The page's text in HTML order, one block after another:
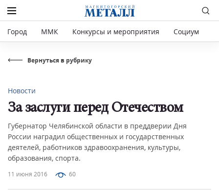
Город ММК Конкурсы и мероприятия Социум
Вернуться в рубрику
11 июня 2016 60
Новости
За заслуги перед Отечеством
Губернатор Челябинской области в преддверии Дня
России наградил общественных и государственных
деятелей, работников здравоохранения, культуры,
образования, спорта.